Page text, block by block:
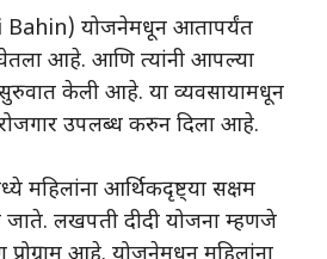
Bahin) योजनेमधून आतापर्यंत
आहे. आणि त्यांनी आपल्या
सुरुवात केली आहे. या व्यवसायामधून
रोजगार उपलब्ध करुन दिला आहे.
महिलांना आर्थिकदृष्ट्या सक्षम
जाते. लखपती दीदी योजना म्हणजे